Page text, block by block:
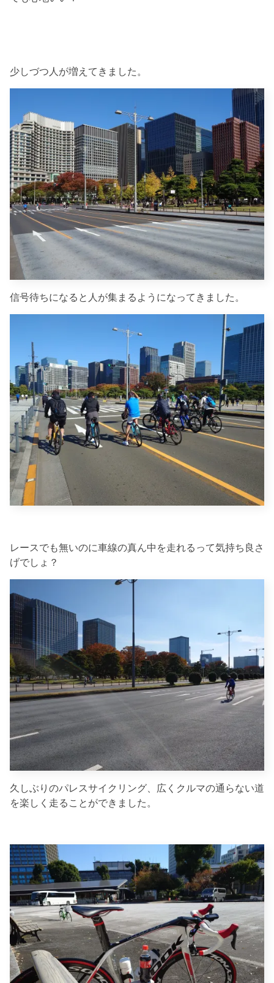
少しづつ人が増えてきました。
信号待ちになると人が集まるようになってきました。
レースでも無いのに車線の真ん中を走れるって気持ち良さ
げでしょ？
久しぶりのパレスサイクリング、広くクルマの通らない道
を楽しく走ることができました。